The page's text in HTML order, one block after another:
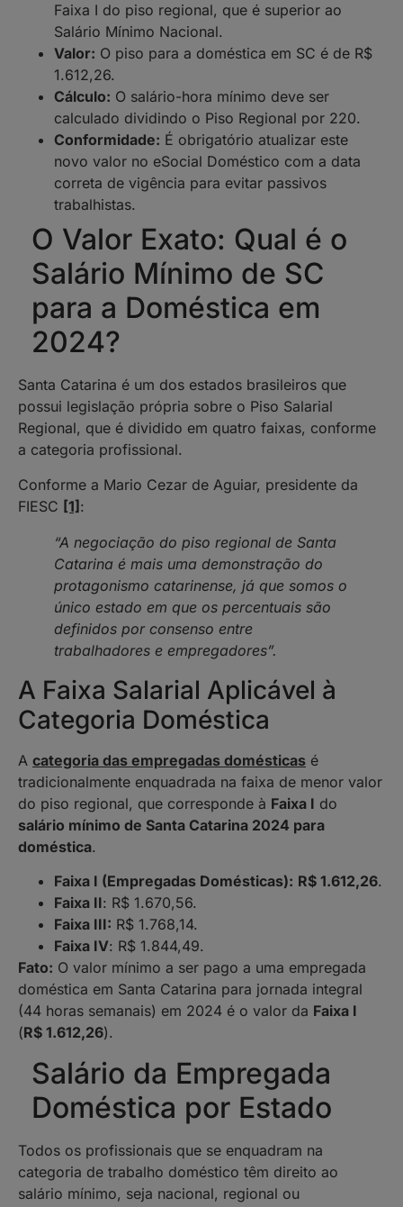
Faixa I do piso regional, que é superior ao
Salário Mínimo Nacional.
Valor: O piso para a doméstica em SC é de R$
1.612,26.
Cálculo: O salário-hora mínimo deve ser
calculado dividindo o Piso Regional por 220.
Conformidade: É obrigatório atualizar este
novo valor no eSocial Doméstico com a data
correta de vigência para evitar passivos
trabalhistas.
O Valor Exato: Qual é o
Salário Mínimo de SC
para a Doméstica em
2024?
Santa Catarina é um dos estados brasileiros que
possui legislação própria sobre o Piso Salarial
Regional, que é dividido em quatro faixas, conforme
a categoria profissional.
Conforme a Mario Cezar de Aguiar, presidente da
FIESC [1]:
“A negociação do piso regional de Santa
Catarina é mais uma demonstração do
protagonismo catarinense, já que somos o
único estado em que os percentuais são
definidos por consenso entre
trabalhadores e empregadores”.
A Faixa Salarial Aplicável à
Categoria Doméstica
A categoria das empregadas domésticas é
tradicionalmente enquadrada na faixa de menor valor
do piso regional, que corresponde à Faixa I do
salário mínimo de Santa Catarina 2024 para
doméstica.
Faixa I (Empregadas Domésticas): R$ 1.612,26.
Faixa II: R$ 1.670,56.
Faixa III: R$ 1.768,14.
Faixa IV: R$ 1.844,49.
Fato: O valor mínimo a ser pago a uma empregada
doméstica em Santa Catarina para jornada integral
(44 horas semanais) em 2024 é o valor da Faixa I
(R$ 1.612,26).
Salário da Empregada
Doméstica por Estado
Todos os profissionais que se enquadram na
categoria de trabalho doméstico têm direito ao
salário mínimo, seja nacional, regional ou